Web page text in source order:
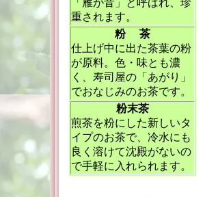
「雁が音」と呼ばれ、珍
重されます。
粉 茶
仕上げ中に出た茶葉の粉
が原料。色・味とも濃
く、寿司屋の「あがり」
でおなじみのお茶です。
粉末茶
煎茶を粉にした新しいタ
イプのお茶で、冷水にも
良く溶けて沈殿がないの
で手軽に入れられます。